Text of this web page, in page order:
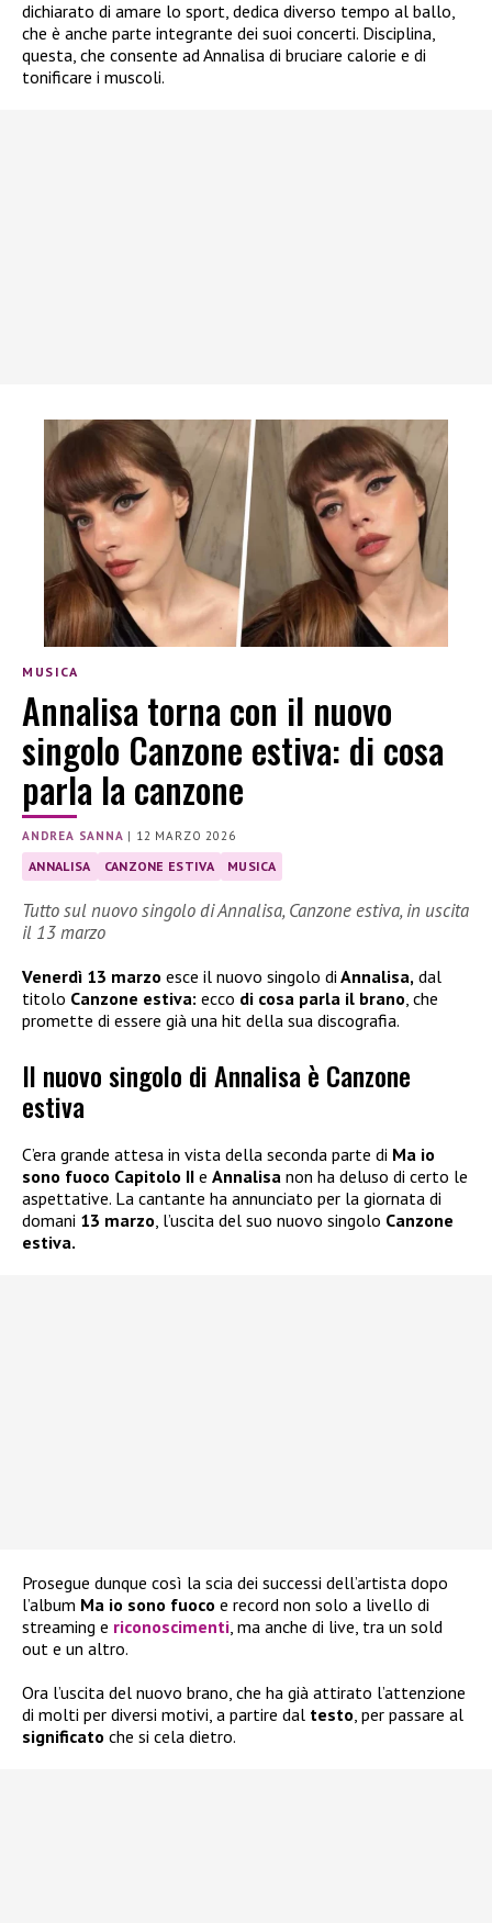
dichiarato di amare lo sport, dedica diverso tempo al ballo,
che è anche parte integrante dei suoi concerti. Disciplina,
questa, che consente ad Annalisa di bruciare calorie e di
tonificare i muscoli.
MUSICA
Annalisa torna con il nuovo
singolo Canzone estiva: di cosa
parla la canzone
ANDREA SANNA | 12 MARZO 2026
ANNALISA CANZONE ESTIVA MUSICA
Tutto sul nuovo singolo di Annalisa, Canzone estiva, in uscita
il 13 marzo
Venerdì 13 marzo esce il nuovo singolo di Annalisa, dal
titolo Canzone estiva: ecco di cosa parla il brano , che
promette di essere già una hit della sua discografia.
Il nuovo singolo di Annalisa è Canzone
estiva
C’era grande attesa in vista della seconda parte di Ma io
sono fuoco Capitolo II e Annalisa non ha deluso di certo le
aspettative. La cantante ha annunciato per la giornata di
domani 13 marzo, l’uscita del suo nuovo singolo Canzone
estiva.
Prosegue dunque così la scia dei successi dell’artista dopo
l’album Ma io sono fuoco e record non solo a livello di
streaming e riconoscimenti, ma anche di live, tra un sold
out e un altro.
Ora l’uscita del nuovo brano, che ha già attirato l’attenzione
di molti per diversi motivi, a partire dal testo, per passare al
significato che si cela dietro.